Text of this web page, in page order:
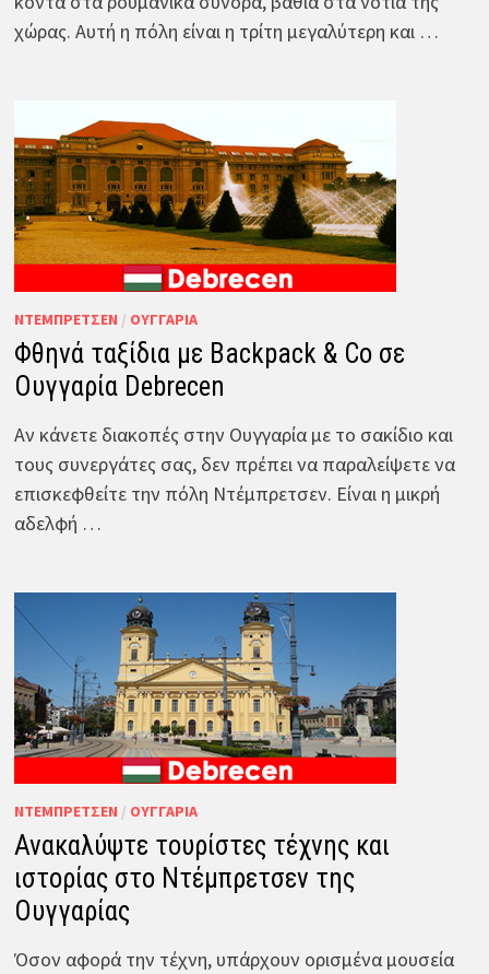
χώρας. Αυτή η πόλη είναι η τρίτη μεγαλύτερη και …
ΝΤΈΜΠΡΕΤΣΕΝ / ΟΥΓΓΑΡΊΑ
Φθηνά ταξίδια με Backpack & Co σε
Ουγγαρία Debrecen
Αν κάνετε διακοπές στην Ουγγαρία με το σακίδιο και
τους συνεργάτες σας, δεν πρέπει να παραλείψετε να
επισκεφθείτε την πόλη Ντέμπρετσεν. Είναι η μικρή
αδελφή …
ΝΤΈΜΠΡΕΤΣΕΝ / ΟΥΓΓΑΡΊΑ
Ανακαλύψτε τουρίστες τέχνης και
ιστορίας στο Ντέμπρετσεν της
Ουγγαρίας
Όσον αφορά την τέχνη, υπάρχουν ορισμένα μουσεία